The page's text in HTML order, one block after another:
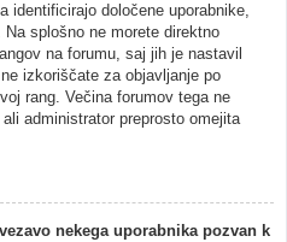
identificirajo določene uporabnike,
splošno ne morete direktno
na forumu, saj jih je nastavil
izkoriščate za objavljanje po
rang. Večina forumov tega ne
administrator preprosto omejita
nekega uporabnika pozvan k